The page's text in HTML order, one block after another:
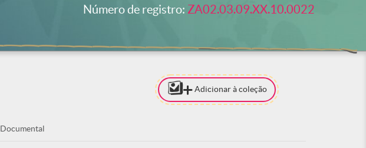
Número de registro: ZA02.03.09.XX.10.0022
Adicionar à coleção
Documental